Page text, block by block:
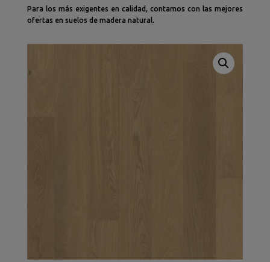
Para los más exigentes en calidad, contamos con las mejores
ofertas en suelos de madera natural.